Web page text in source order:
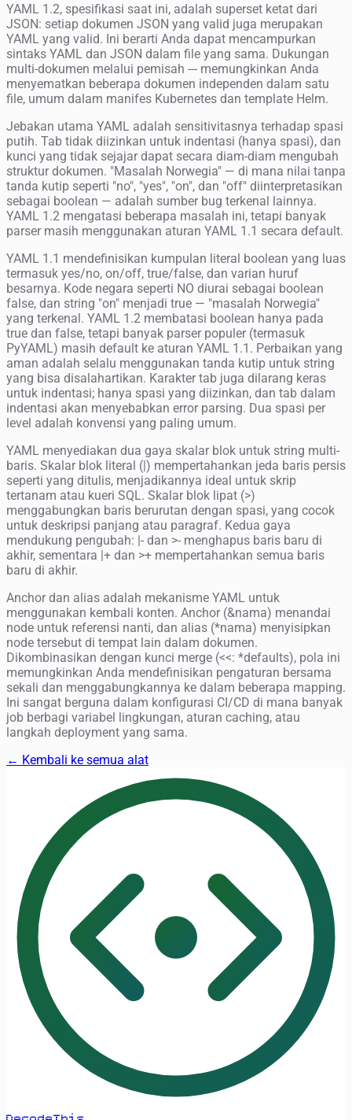
YAML 1.2, spesifikasi saat ini, adalah superset ketat dari
JSON: setiap dokumen JSON yang valid juga merupakan
YAML yang valid. Ini berarti Anda dapat mencampurkan
sintaks YAML dan JSON dalam file yang sama. Dukungan
multi-dokumen melalui pemisah --- memungkinkan Anda
menyematkan beberapa dokumen independen dalam satu
file, umum dalam manifes Kubernetes dan template Helm.
Jebakan utama YAML adalah sensitivitasnya terhadap spasi
putih. Tab tidak diizinkan untuk indentasi (hanya spasi), dan
kunci yang tidak sejajar dapat secara diam-diam mengubah
struktur dokumen. "Masalah Norwegia" — di mana nilai tanpa
tanda kutip seperti "no", "yes", "on", dan "off" diinterpretasikan
sebagai boolean — adalah sumber bug terkenal lainnya.
YAML 1.2 mengatasi beberapa masalah ini, tetapi banyak
parser masih menggunakan aturan YAML 1.1 secara default.
YAML 1.1 mendefinisikan kumpulan literal boolean yang luas
termasuk yes/no, on/off, true/false, dan varian huruf
besarnya. Kode negara seperti NO diurai sebagai boolean
false, dan string "on" menjadi true — "masalah Norwegia"
yang terkenal. YAML 1.2 membatasi boolean hanya pada
true dan false, tetapi banyak parser populer (termasuk
PyYAML) masih default ke aturan YAML 1.1. Perbaikan yang
aman adalah selalu menggunakan tanda kutip untuk string
yang bisa disalahartikan. Karakter tab juga dilarang keras
untuk indentasi; hanya spasi yang diizinkan, dan tab dalam
indentasi akan menyebabkan error parsing. Dua spasi per
level adalah konvensi yang paling umum.
YAML menyediakan dua gaya skalar blok untuk string multi-
baris. Skalar blok literal (|) mempertahankan jeda baris persis
seperti yang ditulis, menjadikannya ideal untuk skrip
tertanam atau kueri SQL. Skalar blok lipat (>)
menggabungkan baris berurutan dengan spasi, yang cocok
untuk deskripsi panjang atau paragraf. Kedua gaya
mendukung pengubah: |- dan >- menghapus baris baru di
akhir, sementara |+ dan >+ mempertahankan semua baris
baru di akhir.
Anchor dan alias adalah mekanisme YAML untuk
menggunakan kembali konten. Anchor (&nama) menandai
node untuk referensi nanti, dan alias (*nama) menyisipkan
node tersebut di tempat lain dalam dokumen.
Dikombinasikan dengan kunci merge (<<: *defaults), pola ini
memungkinkan Anda mendefinisikan pengaturan bersama
sekali dan menggabungkannya ke dalam beberapa mapping.
Ini sangat berguna dalam konfigurasi CI/CD di mana banyak
job berbagi variabel lingkungan, aturan caching, atau
langkah deployment yang sama.
← Kembali ke semua alat